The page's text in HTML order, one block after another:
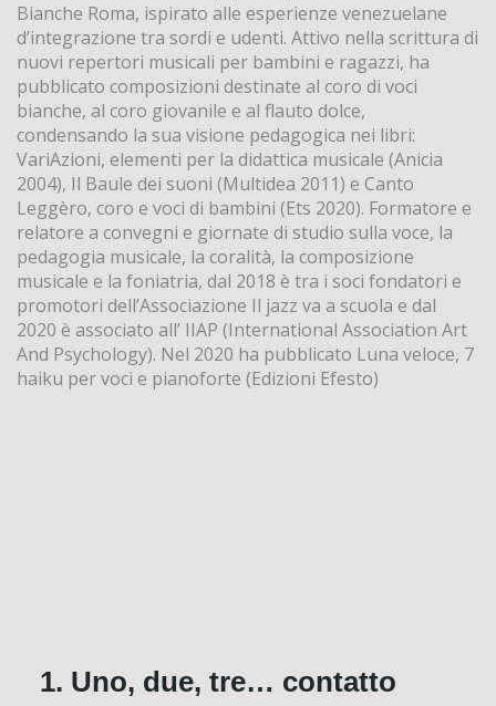
Bianche Roma, ispirato alle esperienze venezuelane
d’integrazione tra sordi e udenti. Attivo nella scrittura di
nuovi repertori musicali per bambini e ragazzi, ha
pubblicato composizioni destinate al coro di voci
bianche, al coro giovanile e al flauto dolce,
condensando la sua visione pedagogica nei libri:
VariAzioni, elementi per la didattica musicale (Anicia
2004), Il Baule dei suoni (Multidea 2011) e Canto
Leggèro, coro e voci di bambini (Ets 2020). Formatore e
relatore a convegni e giornate di studio sulla voce, la
pedagogia musicale, la coralità, la composizione
musicale e la foniatria, dal 2018 è tra i soci fondatori e
promotori dell’Associazione Il jazz va a scuola e dal
2020 è associato all’ IIAP (International Association Art
And Psychology). Nel 2020 ha pubblicato Luna veloce, 7
haiku per voci e pianoforte (Edizioni Efesto)
1. Uno, due, tre… contatto